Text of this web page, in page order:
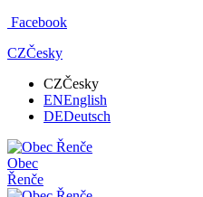
Facebook
CZČesky
CZČesky
ENEnglish
DEDeutsch
Obec
Řenče